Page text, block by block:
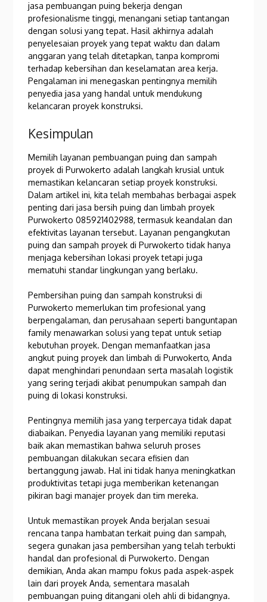
jasa pembuangan puing bekerja dengan
profesionalisme tinggi, menangani setiap tantangan
dengan solusi yang tepat. Hasil akhirnya adalah
penyelesaian proyek yang tepat waktu dan dalam
anggaran yang telah ditetapkan, tanpa kompromi
terhadap kebersihan dan keselamatan area kerja.
Pengalaman ini menegaskan pentingnya memilih
penyedia jasa yang handal untuk mendukung
kelancaran proyek konstruksi.
Kesimpulan
Memilih layanan pembuangan puing dan sampah
proyek di Purwokerto adalah langkah krusial untuk
memastikan kelancaran setiap proyek konstruksi.
Dalam artikel ini, kita telah membahas berbagai aspek
penting dari jasa bersih puing dan limbah proyek
Purwokerto 085921402988, termasuk keandalan dan
efektivitas layanan tersebut. Layanan pengangkutan
puing dan sampah proyek di Purwokerto tidak hanya
menjaga kebersihan lokasi proyek tetapi juga
mematuhi standar lingkungan yang berlaku.
Pembersihan puing dan sampah konstruksi di
Purwokerto memerlukan tim profesional yang
berpengalaman, dan perusahaan seperti banguntapan
family menawarkan solusi yang tepat untuk setiap
kebutuhan proyek. Dengan memanfaatkan jasa
angkut puing proyek dan limbah di Purwokerto, Anda
dapat menghindari penundaan serta masalah logistik
yang sering terjadi akibat penumpukan sampah dan
puing di lokasi konstruksi.
Pentingnya memilih jasa yang terpercaya tidak dapat
diabaikan. Penyedia layanan yang memiliki reputasi
baik akan memastikan bahwa seluruh proses
pembuangan dilakukan secara efisien dan
bertanggung jawab. Hal ini tidak hanya meningkatkan
produktivitas tetapi juga memberikan ketenangan
pikiran bagi manajer proyek dan tim mereka.
Untuk memastikan proyek Anda berjalan sesuai
rencana tanpa hambatan terkait puing dan sampah,
segera gunakan jasa pembersihan yang telah terbukti
handal dan profesional di Purwokerto. Dengan
demikian, Anda akan mampu fokus pada aspek-aspek
lain dari proyek Anda, sementara masalah
pembuangan puing ditangani oleh ahli di bidangnya.